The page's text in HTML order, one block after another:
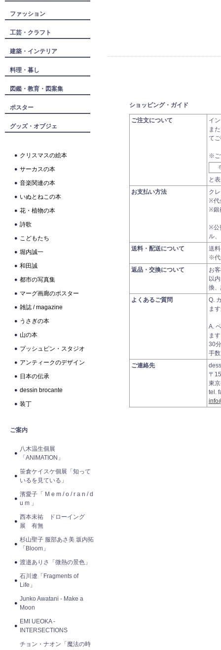
ファッション
工芸・クラフト
建築・インテリア
料理・暮し
図鑑・教育・図案集
ポスター
グッズ・オブジェ
クリスマスの絵本
サーカスの本
音楽関連の本
いぬとねこの本
花・植物の本
詩歌
こどもたち
堀内誠一
和田誠
都市の写真集
マーグ画廊のポスター
雑誌 / magazine
うさぎの本
山の本
プッシュピン・スタジオ
アンティークのデザイン
日本の伝承
dessin brocante
装丁
ご案内
八木温生個展
「ANIMATION」
笹倉ケイスケ個展「知って
いるを見ている」
濱愛子「 M e m / o / r a n / d
u m 」
西本未祐 ドローイング
展 有無
杉山聖子 服部あさ美 坂内拓
「Bloom」
渡邉ありさ「微熱の景色」
石川遼「Fragments of
Life」
Junko Awatani - Make a
Moon
EMI UEOKA -
INTERSECTIONS
チョン・ナオン「魔法の時
ショッピング・ガイド
ご注文について
イ
ま
て
※ご
と
お支払い方法
ク
※代
※銀
※公
ル
送料・配送について
送
※代
返品・交換について
お
以
換
よくあるご質問
Q.
ま
A.
ま
30
手
ご連絡先
〒
東
tel.